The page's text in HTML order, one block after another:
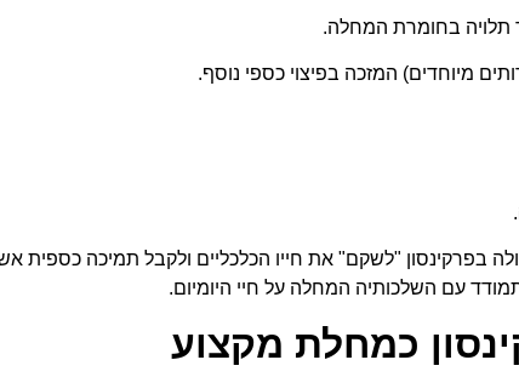
בפרקינסון "לשקם" את חייו הכלכליים ולקבל תמיכה כספית
עם השלכותיה המחלה על חיי היומיום.
כמחלת מקצוע